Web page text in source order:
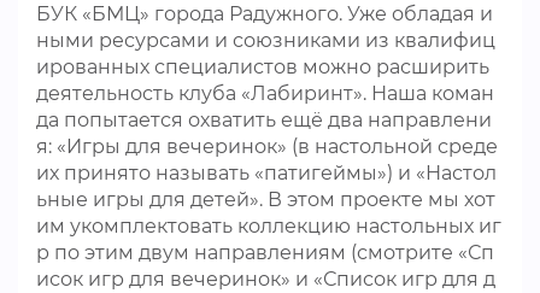
БУК «БМЦ» города Радужного. Уже обладая и
ными ресурсами и союзниками из квалифиц
ированных специалистов можно расширить
деятельность клуба «Лабиринт». Наша коман
да попытается охватить ещё два направлени
я: «Игры для вечеринок» (в настольной среде
их принято называть «патигеймы») и «Настол
ьные игры для детей». В этом проекте мы хот
им укомплектовать коллекцию настольных иг
р по этим двум направлениям (смотрите «Сп
исок игр для вечеринок» и «Список игр для д